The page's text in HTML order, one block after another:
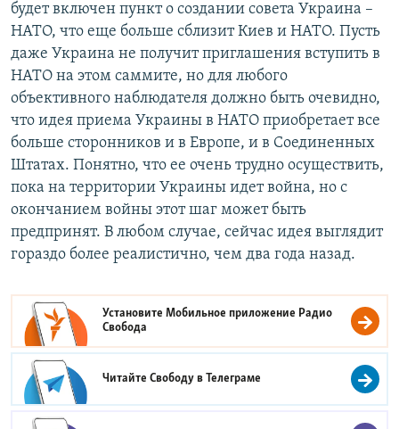
будет включен пункт о создании совета Украина –
НАТО, что еще больше сблизит Киев и НАТО. Пусть
даже Украина не получит приглашения вступить в
НАТО на этом саммите, но для любого
объективного наблюдателя должно быть очевидно,
что идея приема Украины в НАТО приобретает все
больше сторонников и в Европе, и в Соединенных
Штатах. Понятно, что ее очень трудно осуществить,
пока на территории Украины идет война, но с
окончанием войны этот шаг может быть
предпринят. В любом случае, сейчас идея выглядит
гораздо более реалистично, чем два года назад.
Установите Мобильное приложение Радио
Свобода
Читайте Свободу вТелеграме